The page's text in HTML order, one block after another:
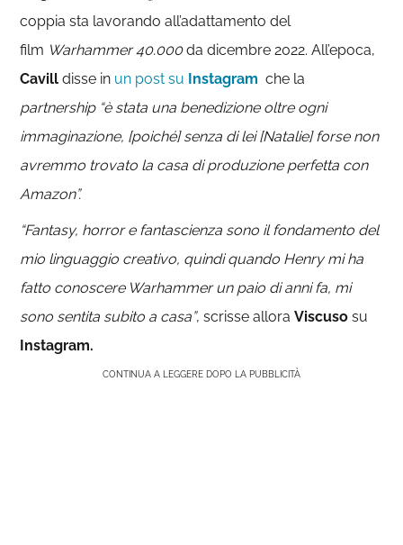
coppia sta lavorando all’adattamento del
film Warhammer 40.000da dicembre 2022. All’epoca,
Cavill disse in un post su Instagram che la
partnership “è stata una benedizione oltre ogni
immaginazione, [poiché] senza di lei [Natalie] forse non
avremmo trovato la casa di produzione perfetta con
Amazon”.
“Fantasy, horror e fantascienza sono il fondamento del
mio linguaggio creativo, quindi quando Henry mi ha
fatto conoscere Warhammer un paio di anni fa, mi
sono sentita subito a casa”, scrisse alloraViscuso su
Instagram.
CONTINUA A LEGGERE DOPO LA PUBBLICITÀ